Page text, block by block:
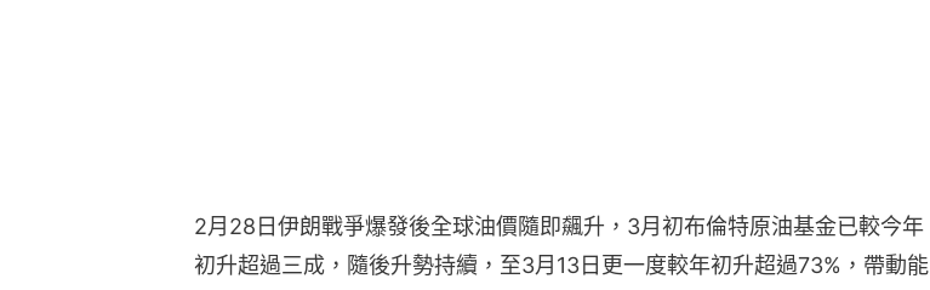
2月28日伊朗戰爭爆發後全球油價隨即飆升，3月初布倫特原油基金已較今年
初升超過三成，隨後升勢持續，至3月13日更一度較年初升超過73%，帶動能